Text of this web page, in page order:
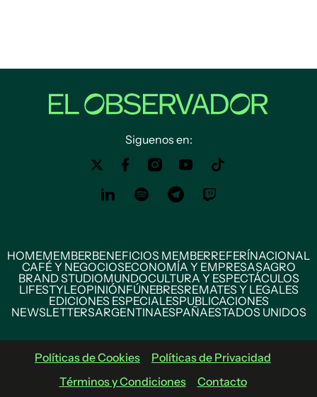
Siguenos en:
HOMEMEMBERBENEFICIOS MEMBERREFERÍNACIONAL
CAFÉ Y NEGOCIOSECONOMÍA Y EMPRESASAGRO
BRAND STUDIOMUNDOCULTURA Y ESPECTÁCULOS
LIFESTYLEOPINIÓNFÚNEBRESREMATES Y LEGALES
EDICIONES ESPECIALESPUBLICACIONES
NEWSLETTERSARGENTINAESPAÑAESTADOS UNIDOS
Políticas de Cookies
Políticas de Privacidad
Términos y Condiciones
Contacto